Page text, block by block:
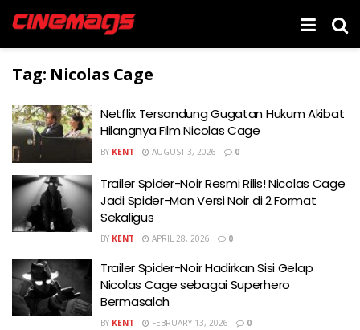
Tag: Nicolas Cage
Netflix Tersandung Gugatan Hukum Akibat
Hilangnya Film Nicolas Cage
BY KENT AUGUST 3, 2026 0
Trailer Spider-Noir Resmi Rilis! Nicolas Cage
Jadi Spider-Man Versi Noir di 2 Format
Sekaligus
BY KENT APRIL 28, 2026 0
Trailer Spider-Noir Hadirkan Sisi Gelap
Nicolas Cage sebagai Superhero
Bermasalah
BY KENT FEBRUARY 13, 2026 0